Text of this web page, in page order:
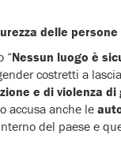
delle
“Nessun luogo è
costretti a
e di violenza di
accusa anche le
del paese e